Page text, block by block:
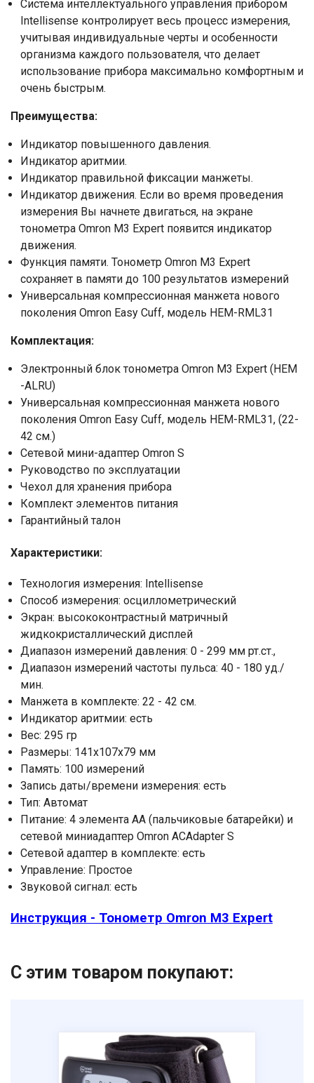
Система интеллектуального управления прибором
Intellisense контролирует весь процесс измерения,
учитывая индивидуальные черты и особенности
организма каждого пользователя, что делает
использование прибора максимально комфортным и
очень быстрым.
Преимущества:
Индикатор повышенного давления.
Индикатор аритмии.
Индикатор правильной фиксации манжеты.
Индикатор движения. Если во время проведения
измерения Вы начнете двигаться, на экране
тонометра Omron M3 Expert появится индикатор
движения.
Функция памяти. Тонометр Omron M3 Expert
сохраняет в памяти до 100 результатов измерений
Универсальная компрессионная манжета нового
поколения Omron Easy Cuff, модель HEM-RML31
Комплектация:
Электронный блок тонометра Omron M3 Expert (HEM
-ALRU)
Универсальная компрессионная манжета нового
поколения Omron Easy Cuff, модель HEM-RML31, (22-
42 см.)
Сетевой мини-адаптер Omron S
Руководство по эксплуатации
Чехол для хранения прибора
Комплект элементов питания
Гарантийный талон
Характеристики:
Технология измерения: Intellisense
Способ измерения: осциллометрический
Экран: высококонтрастный матричный
жидкокристаллический дисплей
Диапазон измерений давления: 0 - 299 мм рт.ст.,
Диапазон измерений частоты пульса: 40 - 180 уд./
мин.
Манжета в комплекте: 22 - 42 см.
Индикатор аритмии: есть
Вес: 295 гр
Размеры: 141х107х79 мм
Память: 100 измерений
Запись даты/времени измерения: есть
Тип: Автомат
Питание: 4 элемента AA (пальчиковые батарейки) и
сетевой миниадаптер Omron ACAdapter S
Сетевой адаптер в комплекте: есть
Управление: Простое
Звуковой сигнал: есть
Инструкция - Тонометр Omron M3 Expert
С этим товаром покупают:
Отправить
Нажимая на кнопку "Отправить" вы
соглашаетесь на обработку
персональных данных